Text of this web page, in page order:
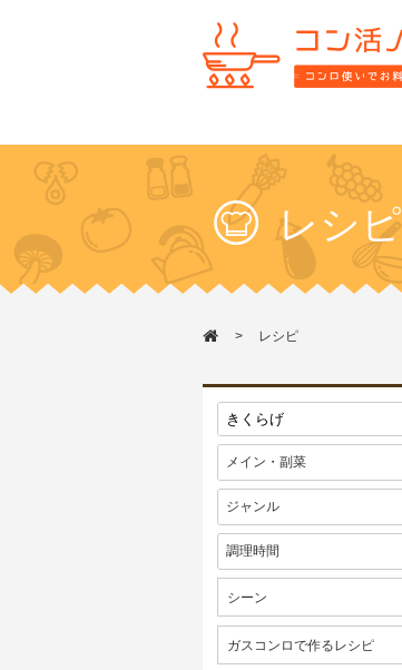
レシピ
レシピ
シーン
ガスコンロで作るレシピ